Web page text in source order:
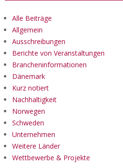
Alle Beiträge
Allgemein
Ausschreibungen
Berichte von Veranstaltungen
Brancheninformationen
Dänemark
Kurz notiert
Nachhaltigkeit
Norwegen
Schweden
Unternehmen
Weitere Länder
Wettbewerbe & Projekte